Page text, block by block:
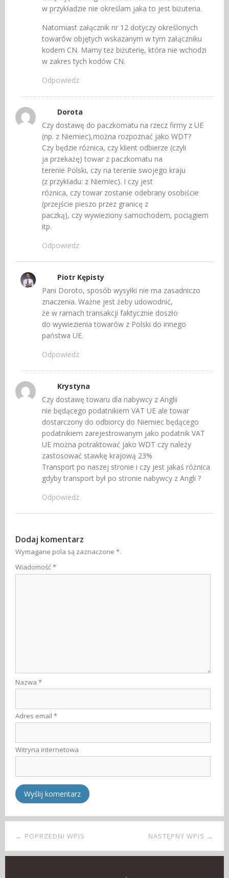
w przykładzie nie określam jaka to jest biżuteria.
Natomiast załącznik nr 12 dotyczy określonych
towarów objętych wskazanym w tym załączniku
kodem CN. Mamy też biżuterię, która nie wchodzi
w zakres tych kodów CN.
Odpowiedz
Dorota
Czy dostawę do paczkomatu na rzecz firmy z UE
(np. z Niemiec),można rozpoznać jako WDT?
Czy będzie różnica, czy klient odbierze (czyli
ja przekażę) towar z paczkomatu na
terenie Polski, czy na terenie swojego kraju
(z przykładu: z Niemiec). I czy jest
różnica, czy towar zostanie odebrany osobiście
(przejście pieszo przez granicę z
paczką), czy wywieziony samochodem, pociągiem
itp.
Odpowiedz
Piotr Kępisty
Pani Doroto, sposób wysyłki nie ma zasadniczo
znaczenia. Ważne jest żeby udowodnić,
że w ramach transakcji faktycznie doszło
do wywiezienia towarów z Polski do innego
państwa UE.
Odpowiedz
Krystyna
Czy dostawę towaru dla nabywcy z Anglii
nie będącego podatnikiem VAT UE ale towar
dostarczony do odbiorcy do Niemiec będącego
podatnikiem zarejestrowanym jako podatnik VAT
UE można potraktować jako WDT czy należy
zastosować stawkę krajową 23%
Transport po naszej stronie i czy jest jakaś różnica
gdyby transport był po stronie nabywcy z Angli ?
Odpowiedz
Dodaj komentarz
Wymagane pola są zaznaczone *.
Wiadomość*
Nazwa *
Adres email *
Witryna internetowa
NASTĘPNY WPIS →
← POPRZEDNI WPIS